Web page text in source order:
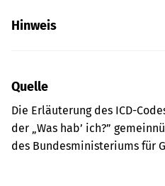
Hinweis
Quelle
Die Erläuterung des ICD-
der „Was hab’ ich?”
des Bundesministeriums für